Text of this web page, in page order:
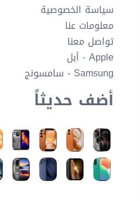
سياسة الخصوصية
معلومات عنا
تواصل معنا
Apple - أبل
Samsung - سامسونج
أضف حديثاً